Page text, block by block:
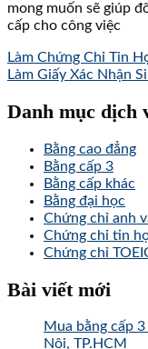
mong muốn sẽ giúp
cấp cho công việc
Làm Chứng Chỉ Tin
Làm Giấy Xác Nhận
Danh mục dịch
Bằng cao đẳng
Bằng cấp 3
Bằng cấp khác
Bằng đại học
Chứng chỉ anh
Chứng chỉ tin
Chứng chỉ
Bài viết mới
Mua bằng cấp
Nội, TP.HCM